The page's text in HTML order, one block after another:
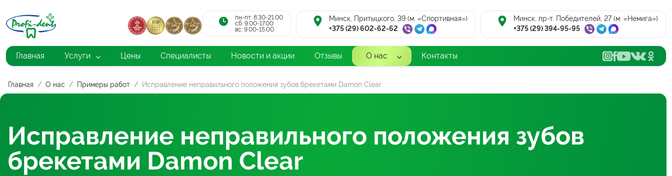
пн-пт: 8.30-21.00
cб: 9.00-17.00
вс: 9.00-15.00
Минск, Притыцкого, 39 (м. «Спортивная»)
+375 (29) 602-62-62
Минск, пр-т. Победителей, 27 (м. «Немига»)
+375 (29) 394-95-95
Главная Услуги Цены Специалисты Новости и акции Отзывы О нас Контакты
Главная О нас Примеры работ Исправление неправильного положения зубов брекетами Damon Clear
Исправление неправильного положения зубов
брекетами Damon Clear